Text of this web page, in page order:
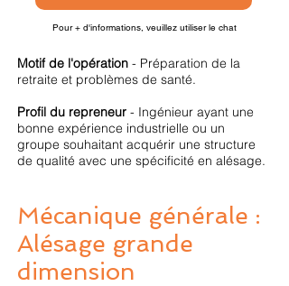
Pour + d'informations, veuillez utiliser le chat
Motif de l'opération - Préparation de la
retraite et problèmes de santé.
Profil du repreneur - Ingénieur ayant une
bonne expérience industrielle ou un
groupe souhaitant acquérir une structure
de qualité avec une spécificité en alésage.
Mécanique générale :
Alésage grande
dimension